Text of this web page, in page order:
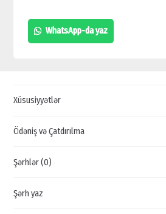
KALONKA
QİYMƏTİ,
BAKIDA
KALONKA
quantity
WhatsApp-da yaz
Xüsusiyyətlər
Ödəniş və Çatdırılma
Şərhlər (0)
Şərh yaz